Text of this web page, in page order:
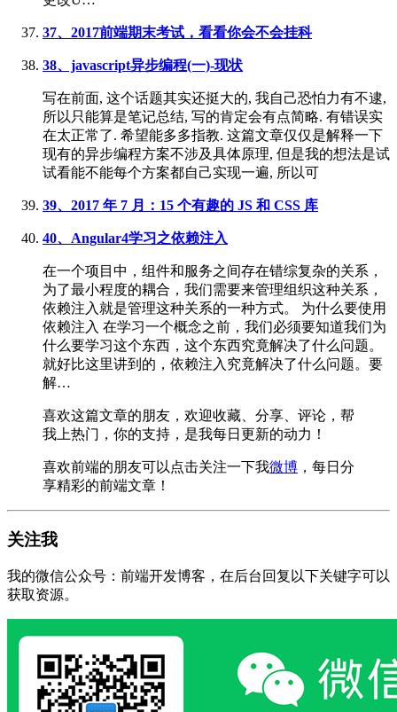
37、2017前端期末考试，看看你会不会挂科
38、javascript异步编程(一)-现状
写在前面, 这个话题其实还挺大的, 我自己恐怕力有不逮,
所以只能算是笔记总结, 写的肯定会有点简略. 有错误实
在太正常了. 希望能多多指教. 这篇文章仅仅是解释一下
现有的异步编程方案不涉及具体原理, 但是我的想法是试
试看能不能每个方案都自己实现一遍, 所以可
39、2017 年 7 月：15 个有趣的 JS 和 CSS 库
40、Angular4学习之依赖注入
在一个项目中，组件和服务之间存在错综复杂的关系，
为了最小程度的耦合，我们需要来管理组织这种关系，
依赖注入就是管理这种关系的一种方式。 为什么要使用
依赖注入 在学习一个概念之前，我们必须要知道我们为
什么要学习这个东西，这个东西究竟解决了什么问题。
就好比这里讲到的，依赖注入究竟解决了什么问题。要
解…
喜欢这篇文章的朋友，欢迎收藏、分享、评论，帮
我上热门，你的支持，是我每日更新的动力！
喜欢前端的朋友可以点击关注一下我微博 ，每日分
享精彩的前端文章！
关注我
我的微信公众号：前端开发博客，在后台回复以下关键字可以
获取资源。